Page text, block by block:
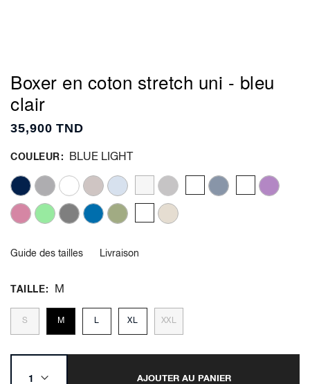
Boxer en coton stretch uni - bleu
clair
35,900 TND
COULEUR BLUE LIGHT
Guide des tailles Livraison
TAILLE M
S M L XL XXL
AJOUTER AU PANIER